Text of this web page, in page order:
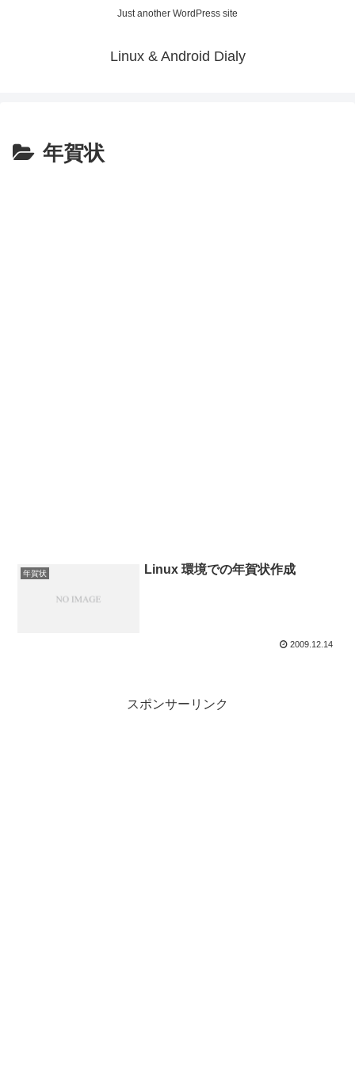
Just another WordPress site
Linux & Android Dialy
年賀状
年賀状 Linux 環境での年賀状作成
2009.12.14
スポンサーリンク